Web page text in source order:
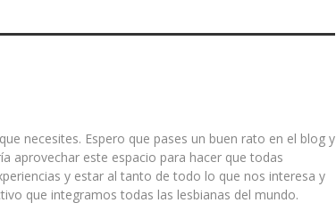
necesites. Espero que pases un buen rato en el blog y
aprovechar este espacio para hacer que todas
y estar al tanto de todo lo que nos interesa y
que integramos todas las lesbianas del mundo.